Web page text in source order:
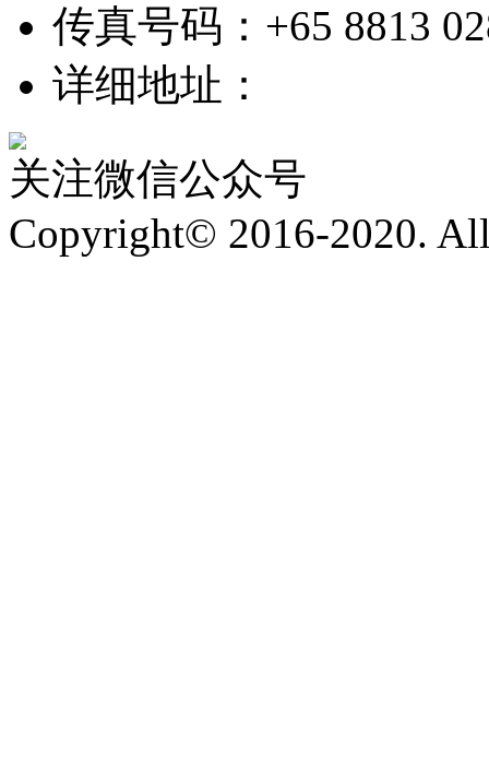
传真号码：+65 8813
详细地址：
关注微信公众号
Copyright© 2016-2020.